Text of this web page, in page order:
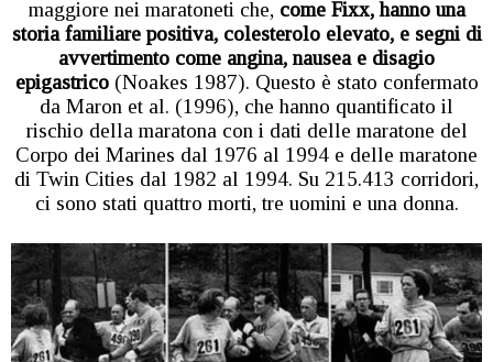
maggiore nei maratoneti che, come Fixx, hanno una
storia familiare positiva, colesterolo elevato, e segni di
avvertimento come angina, nausea e disagio
epigastrico(Noakes 1987). Questo è stato confermato
da Maron et al. (1996), che hanno quantificato il
rischio della maratona con i dati delle maratone del
Corpo dei Marines dal 1976 al 1994 e delle maratone
di Twin Cities dal 1982 al 1994. Su 215.413 corridori,
ci sono stati quattro morti, tre uomini e una donna.